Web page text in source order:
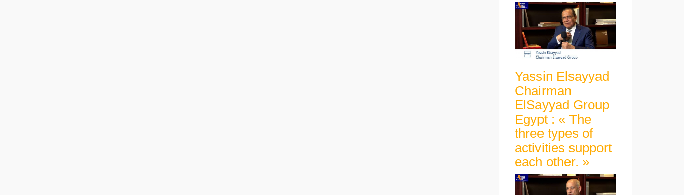
Yassin Elsayyad
Chairman
ElSayyad Group
Egypt : « The
three types of
activities support
each other. »